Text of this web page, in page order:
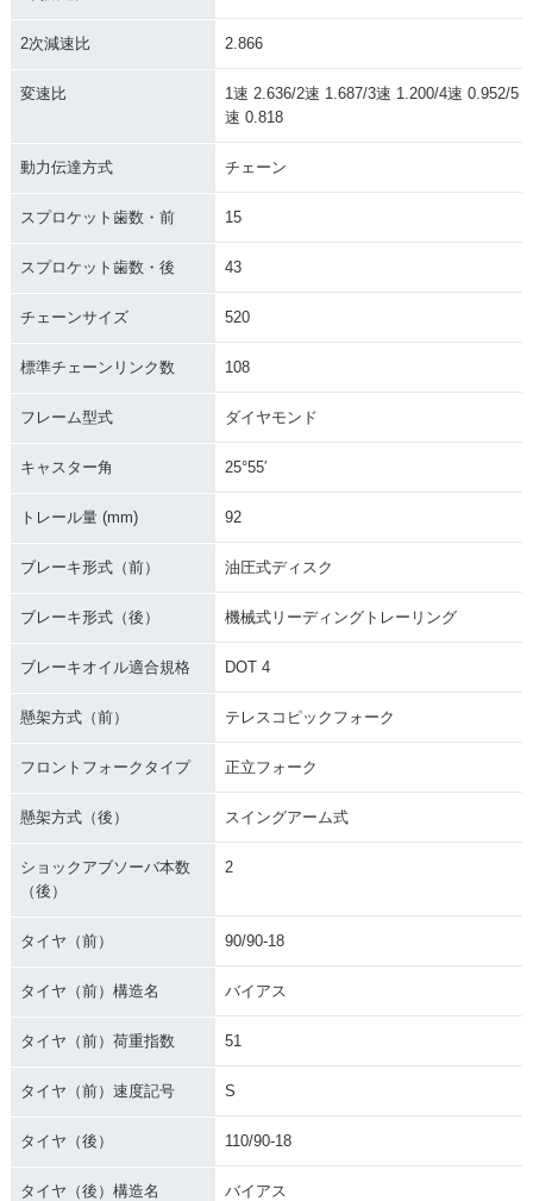
2次減速比 2.866
変速比
1速 2.636/2速 1.687/3速 1.200/4速 0.952/5
速 0.818
動力伝達方式 チェーン
スプロケット歯数・前 15
スプロケット歯数・後 43
チェーンサイズ 520
標準チェーンリンク数 108
フレーム型式 ダイヤモンド
キャスター角 25°55′
トレール量 (mm) 92
ブレーキ形式（前） 油圧式ディスク
ブレーキ形式（後） 機械式リーディングトレーリング
ブレーキオイル適合規格 DOT 4
懸架方式（前） テレスコピックフォーク
フロントフォークタイプ 正立フォーク
懸架方式（後） スイングアーム式
ショックアブソーバ本数
（後）
2
タイヤ（前） 90/90-18
タイヤ（前）構造名 バイアス
タイヤ（前）荷重指数 51
タイヤ（前）速度記号 S
タイヤ（後） 110/90-18
タイヤ（後）構造名 バイアス